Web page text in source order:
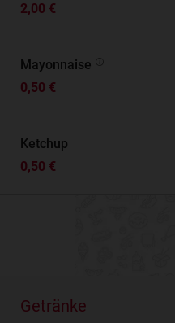
2,00 €
Mayonnaise
0,50 €
Ketchup
0,50 €
Getränke